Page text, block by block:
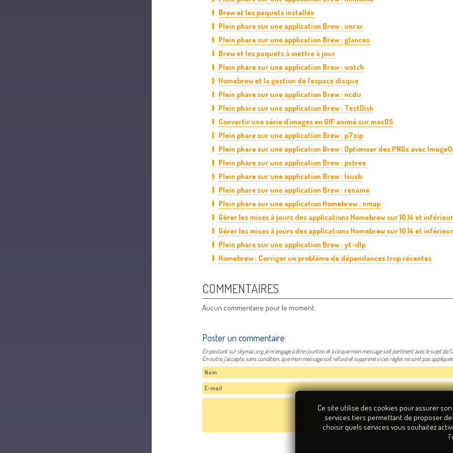
Brew et les paquets installés
Plein phare sur une application Brew : unrar
Plein phare sur une application Brew : glances
Brew et les paquets à mettre à jour
Plein phare sur une application Brew : watch
Homebrew et la gestion de l'espace disque
Plein phare sur une application Brew : ncdu
Plein phare sur une application Brew : TestDisk
Convertir une série d'images en GIF animé sur macOS
Plein phare sur une application Brew : p7zip
Plein phare sur une application Brew : Optimiser des PNGs avec
Plein phare sur une application Brew : pstree
Plein phare sur une application Brew : lsusb
Plein phare sur une application Brew : rename
Plein phare sur une application Homebrew : nmap
Gérer les mises à jours des applications Homebrew sur 10.14 et
Gérer les mises à jours des applications Homebrew sur 10.14 et
Plein phare sur une application Brew : yt-dlp
Homebrew : Corriger un problème de dépendances trop récentes
COMMENTAIRES
Aucun commentaire pour le moment.
Poster un commentaire
En postant sur skymac.org, je m'engage à être courtois et à ce que mon message soit pertinent avec le sujet de
En outre, j'accepte, sans condition, que mon message soit refusé et supprimé si ces règles ne sont pas
Ce site utilise des cookies pour assurer
services tiers permettant de proposer
choisir quels services vous souhaitez